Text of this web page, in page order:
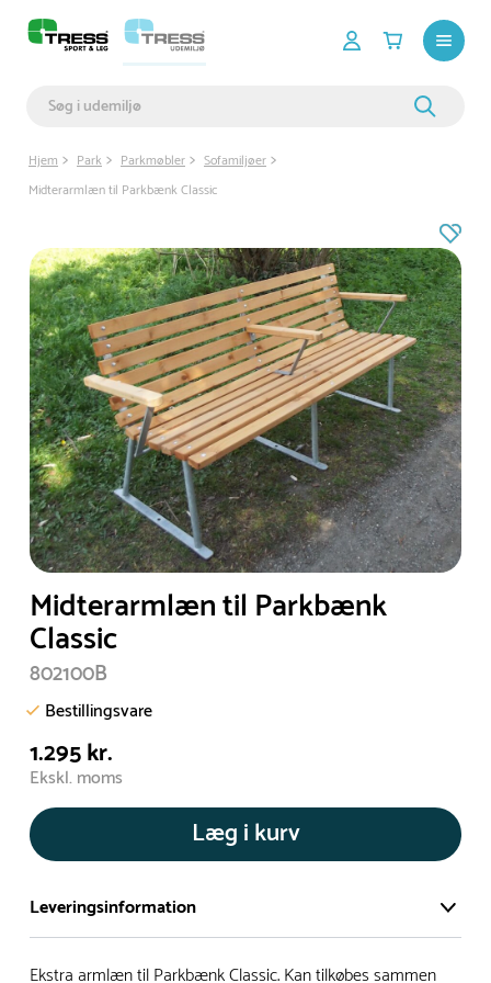
Hjem Park Parkmøbler
Sofamiljøer
Midterarmlæn til Parkbænk Classic
Midterarmlæn til Parkbænk
Classic
802100B
Bestillingsvare
1.295 kr.
Ekskl. moms
Læg i kurv
Leveringsinformation
Vi har et stort og effektivt lager på ca. 6.000 kvadratmeter
Ekstra armlæn til Parkbænk Classic. Kan tilkøbes sammen